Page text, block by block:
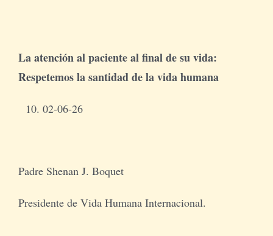
La atención al paciente al final de su vida:
Respetemos la santidad de la vida humana
02-06-26
Padre Shenan J. Boquet
Presidente de Vida Humana Internacional.